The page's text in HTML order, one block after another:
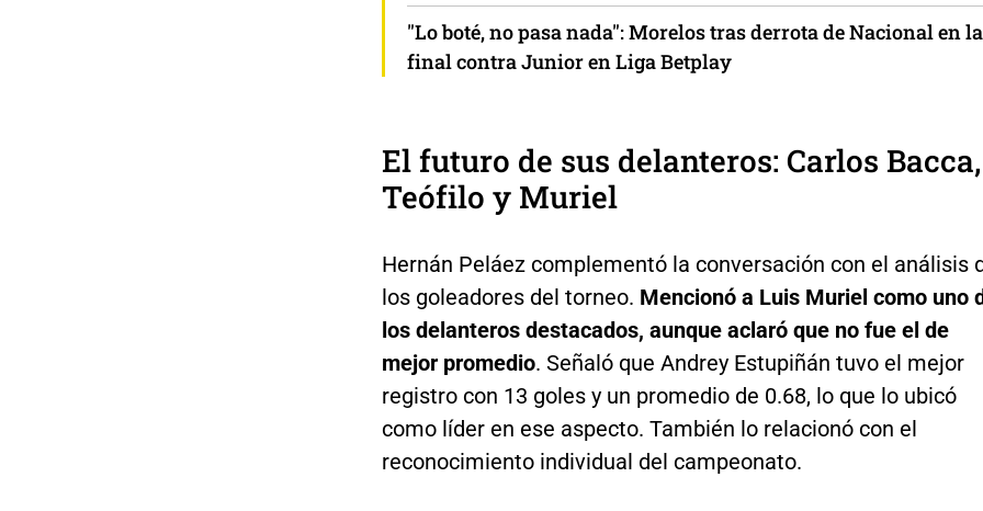
"Lo boté, no pasa nada": Morelos tras derrota de Nacional en la
final contra Junior en Liga Betplay
El futuro de sus delanteros: Carlos Bacca,
Teófilo y Muriel
Hernán Peláez complementó la conversación con el análisis
los goleadores del torneo. Mencionó a Luis Muriel como uno
los delanteros destacados, aunque aclaró que no fue el de
mejor promedio. Señaló que Andrey Estupiñán tuvo el mejor
registro con 13 goles y un promedio de 0.68, lo que lo ubicó
como líder en ese aspecto. También lo relacionó con el
reconocimiento individual del campeonato.